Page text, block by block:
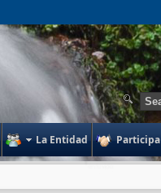
La Entidad Participa